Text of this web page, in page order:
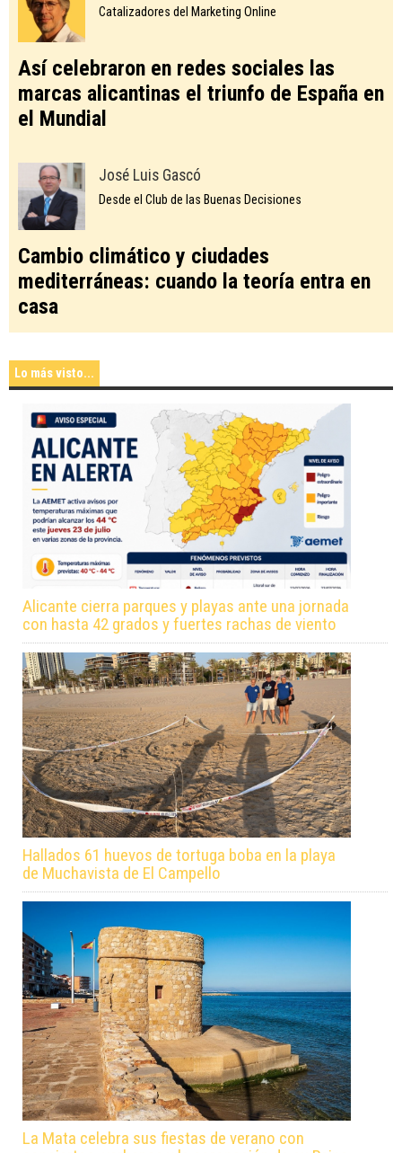
Catalizadores del Marketing Online
Así celebraron en redes sociales las
marcas alicantinas el triunfo de España en
el Mundial
José Luis Gascó
Desde el Club de las Buenas Decisiones
Cambio climático y ciudades
mediterráneas: cuando la teoría entra en
casa
Lo más visto...
Alicante cierra parques y playas ante una jornada
con hasta 42 grados y fuertes rachas de viento
Hallados 61 huevos de tortuga boba en la playa
de Muchavista de El Campello
La Mata celebra sus fiestas de verano con